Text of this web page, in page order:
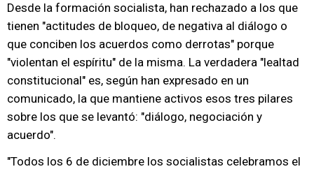
Desde la formación socialista, han rechazado a los que
tienen "actitudes de bloqueo, de negativa al diálogo o
que conciben los acuerdos como derrotas" porque
"violentan el espíritu" de la misma. La verdadera "lealtad
constitucional" es, según han expresado en un
comunicado, la que mantiene activos esos tres pilares
sobre los que se levantó: "diálogo, negociación y
acuerdo".
"Todos los 6 de diciembre los socialistas celebramos el